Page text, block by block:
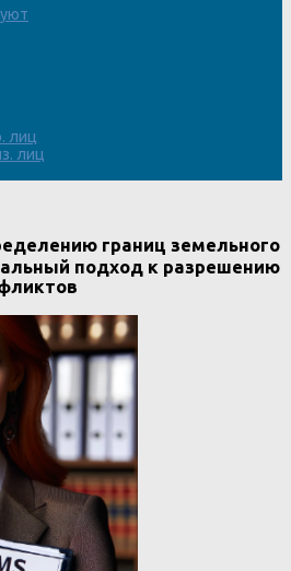
лиц
лиц
границ земельного
подход к разрешению